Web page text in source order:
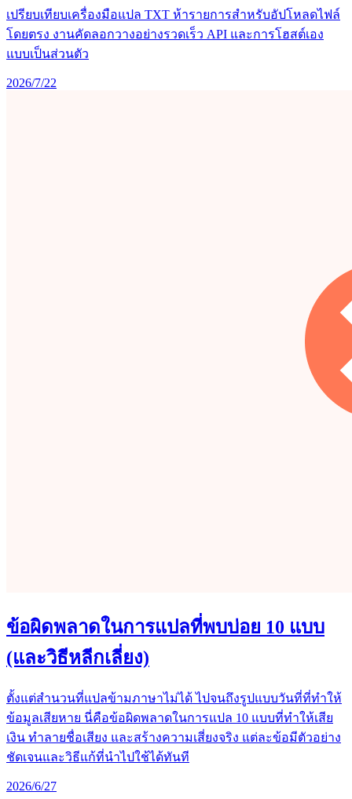
เปรียบเทียบเครื่องมือแปล TXT ห้ารายการสำหรับอัปโหลดไฟล์
โดยตรง งานคัดลอกวางอย่างรวดเร็ว API และการโฮสต์เอง
แบบเป็นส่วนตัว
2026/7/22
ข้อผิดพลาดในการแปลที่พบบ่อย 10 แบบ
(และวิธีหลีกเลี่ยง)
ตั้งแต่สำนวนที่แปลข้ามภาษาไม่ได้ ไปจนถึงรูปแบบวันที่ที่ทำให้
ข้อมูลเสียหาย นี่คือข้อผิดพลาดในการแปล 10 แบบที่ทำให้เสีย
เงิน ทำลายชื่อเสียง และสร้างความเสี่ยงจริง แต่ละข้อมีตัวอย่าง
ชัดเจนและวิธีแก้ที่นำไปใช้ได้ทันที
2026/6/27